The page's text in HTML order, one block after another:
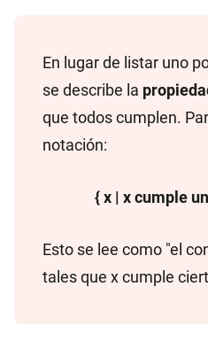
En lugar de listar uno
se describe la
que todos cumplen.
notación:
{ x | x cumple
Esto se lee como "el
tales que x cumple